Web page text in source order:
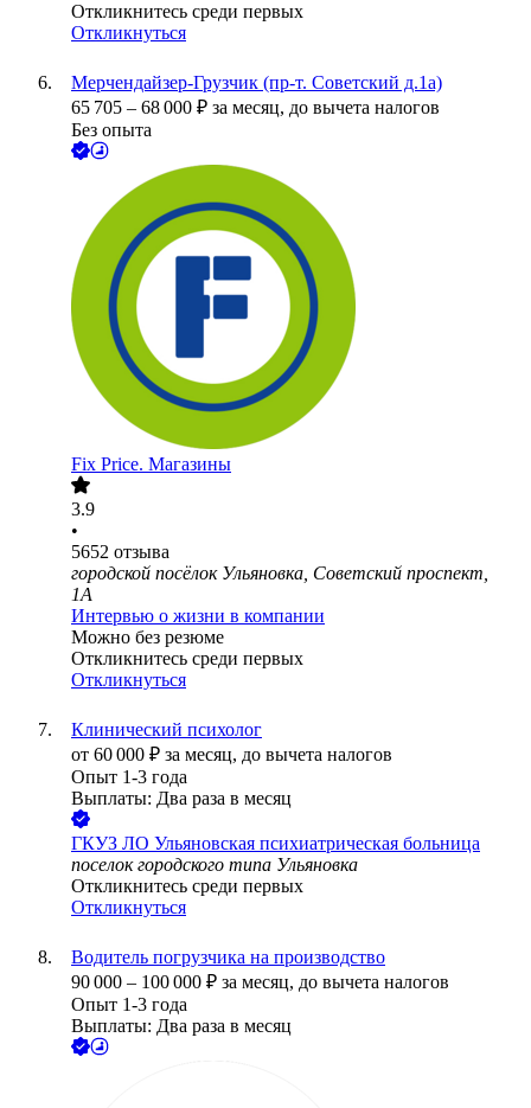
Откликнитесь среди первых
Откликнуться
Мерчендайзер-Грузчик (пр-т. Советский д.1а)
65 705 – 68 000 ₽ за месяц, до вычета налогов
Без опыта
Fix Price. Магазины
3.9
•
5652 отзыва
городской посёлок Ульяновка, Советский проспект,
1А
Интервью о жизни в компании
Можно без резюме
Откликнитесь среди первых
Откликнуться
Клинический психолог
от 60 000 ₽ за месяц, до вычета налогов
Опыт 1-3 года
Выплаты: Два раза в месяц
ГКУЗ ЛО Ульяновская психиатрическая больница
поселок городского типа Ульяновка
Откликнитесь среди первых
Откликнуться
Водитель погрузчика на производство
90 000 – 100 000 ₽ за месяц, до вычета налогов
Опыт 1-3 года
Выплаты: Два раза в месяц